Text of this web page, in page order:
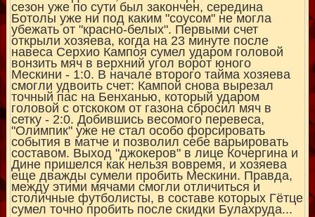
сезон уже по сути был закончен, середина
Ботолы уже ни под каким "соусом" не могла
убежать от "красно-белых". Первыми счет
открыли хозяева, когда на 23 минуте после
навеса Серхио Кампоя сумел ударом головой
вонзить мяч в верхний угол ворот юного
Мескини - 1:0. В начале второго тайма хозяева
смогли удвоить счет: Кампой снова вырезал
точный пас на Бенханью, который ударом
головой с отскоком от газона сбросил мяч в
сетку - 2:0. Добившись весомого перевеса,
"Олимпик" уже не стал особо форсировать
события в матче и позволил себе варьировать
составом. Выход "джокеров" в лице Кочергина и
Дине пришелся как нельзя вовремя, и хозяева
еще дважды сумели пробить Мескини. Правда,
между этими мячами смогли отличиться и
столичные футболисты, в составе которых Гётце
сумел точно пробить после скидки Булахруда...